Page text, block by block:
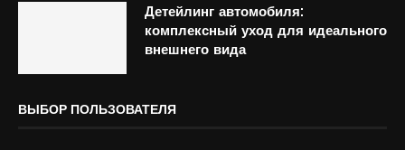
Детейлинг автомобиля:
комплексный уход для идеального
внешнего вида
ВЫБОР ПОЛЬЗОВАТЕЛЯ